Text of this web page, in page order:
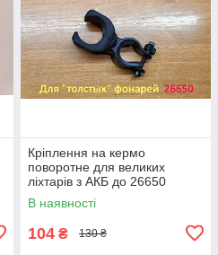
Кріплення на кермо
поворотне для великих
ліхтарів з АКБ до 26650
В наявності
104 ₴ 130 ₴